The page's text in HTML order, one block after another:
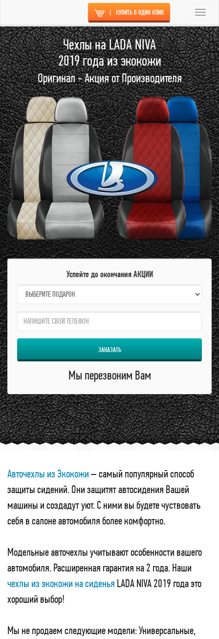
| КУПИТЬ В ОДИН КЛИК
Чехлы на LADA NIVA
2019 года из экокожи
Оригинал - Акция от Производителя
Успейте до окончания АКЦИИ
name:
qzw:
ЗАКАЗАТЬ
Мы перезвоним Вам
Авточехлы из Экокожи– самый популярный способ
защиты сидений. Они защитят автосидения Вашей
машины и создадут уют. С ними вы будете чуствовать
себя в салоне автомобиля более комфортно.
Модельные авточехлы учитывают особенности вашего
автомобиля. Расширенная гарантия на 2 года. Наши
чехлы из экокожи на сиденья LADA NIVA 2019 года это
хороший выбор!
Мы не продаем следующие модели: Универсальные,